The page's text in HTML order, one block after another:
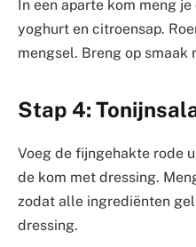
In een aparte kom meng
yoghurt en citroensap.
mengsel. Breng op smaak
Stap 4:
Voeg de fijngehakte rode
de kom met dressing.
zodat alle ingrediënten
dressing.